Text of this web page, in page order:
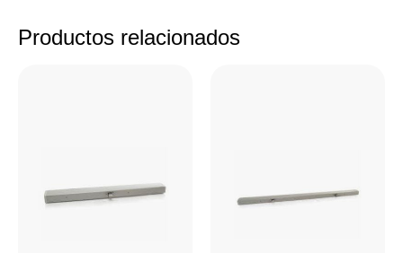
Productos relacionados